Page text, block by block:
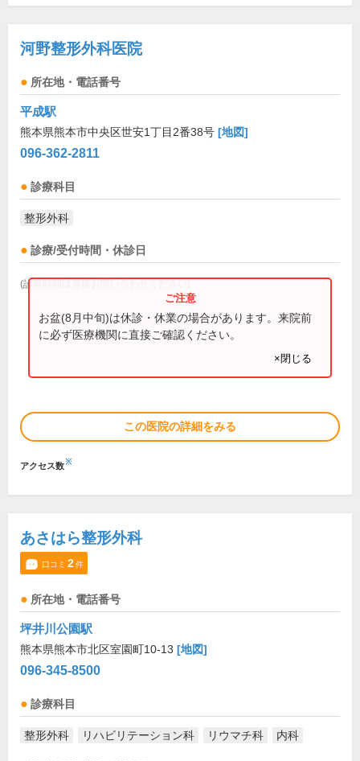
河野整形外科医院
所在地・電話番号
平成駅
熊本県熊本市中央区世安1丁目2番38号 [地図]
096-362-2811
診療科目
整形外科
診療/受付時間・休診日
(診療時間は直接お問い合わせください)
お盆(8月中旬)は休診・休業の場合があります。来院前
に必ず医療機関に直接ご確認ください。
×閉じる
この医院の詳細をみる
アクセス数※
あさはら整形外科
口コミ 2件
所在地・電話番号
坪井川公園駅
熊本県熊本市北区室園町10-13 [地図]
096-345-8500
診療科目
整形外科 リハビリテーション科 リウマチ科 内科